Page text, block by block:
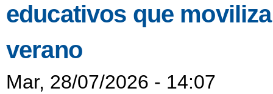
educativos que
verano
Mar, 28/07/2026 - 14:07